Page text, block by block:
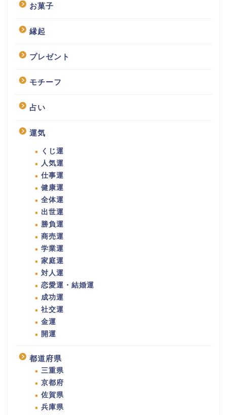
お菓子
縁起
プレゼント
モチーフ
占い
運気
くじ運
人気運
仕事運
健康運
全体運
出世運
勝負運
商売運
学業運
家庭運
対人運
恋愛運・結婚運
成功運
社交運
金運
開運
都道府県
三重県
京都府
佐賀県
兵庫県